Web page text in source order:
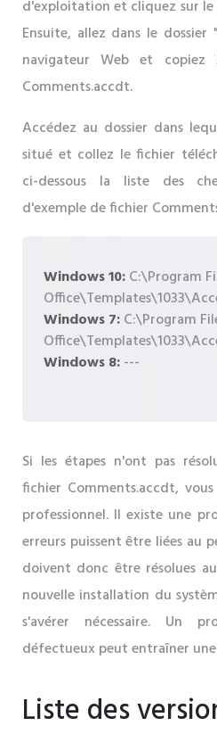
d'exploitation et cliquez sur
Ensuite, allez dans le
navigateur Web et copiez
Comments.accdt.
Accédez au dossier dans
situé et collez le fichier
ci-dessous la liste des
d'exemple de fichier
Windows 10:C:\Program
Windows 7:C:\Program
Windows 8:---
Si les étapes n'ont pas
fichier Comments.accdt,
professionnel. Il existe une
erreurs puissent être liées au
doivent donc être résolues
nouvelle installation du
s'avérer nécessaire. Un
défectueux peut entraîner
Liste des